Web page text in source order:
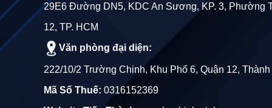
Kết Luận
Với những ưu điểm nổi bật, ống nhựa bơm cát
chất lượng cho công việc của bạn.
Mọi nhu cầu quý khách hàng vui lòng liên hệ theo
29E6 Đường DN5, KDC An Sương, KP. 3, Phường
12, TP. HCM
Văn phòng đại diện:
222/10/2 Trường Chinh, Khu Phố 6, Quận 12,
Mã Số Thuế: 0316152369